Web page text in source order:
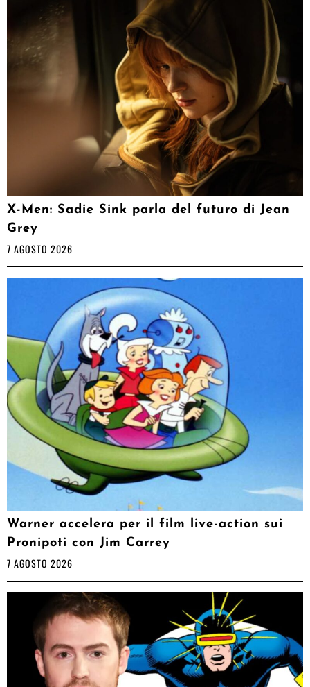
X-Men: Sadie Sink parla del futuro di Jean
Grey
7 AGOSTO 2026
Warner accelera per il film live-action sui
Pronipoti con Jim Carrey
7 AGOSTO 2026